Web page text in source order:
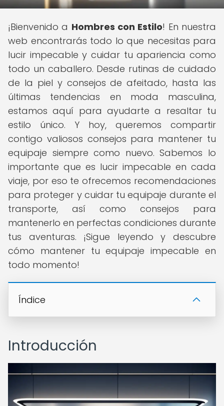
¡Bienvenido a Hombres con Estilo! En nuestra
web encontrarás todo lo que necesitas para
lucir impecable y cuidar tu apariencia como
todo un caballero. Desde rutinas de cuidado
de la piel y consejos de afeitado, hasta las
últimas tendencias en moda masculina,
estamos aquí para ayudarte a resaltar tu
estilo único. Y hoy, queremos compartir
contigo valiosos consejos para mantener tu
equipaje siempre como nuevo. Sabemos lo
importante que es lucir impecable en cada
viaje, por eso te ofrecemos recomendaciones
para proteger y cuidar tu equipaje durante el
transporte, así como consejos para
mantenerlo en perfectas condiciones durante
tus aventuras. ¡Sigue leyendo y descubre
cómo mantener tu equipaje impecable en
todo momento!
Índice
Introducción